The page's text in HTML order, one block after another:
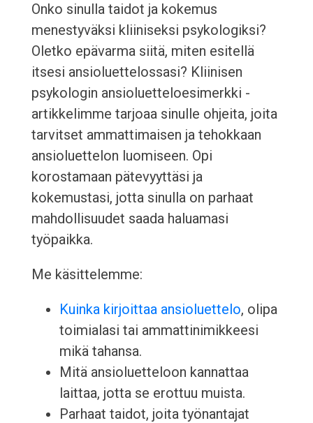
Onko sinulla taidot ja kokemus
menestyväksi kliiniseksi psykologiksi?
Oletko epävarma siitä, miten esitellä
itsesi ansioluettelossasi? Kliinisen
psykologin ansioluetteloesimerkki -
artikkelimme tarjoaa sinulle ohjeita, joita
tarvitset ammattimaisen ja tehokkaan
ansioluettelon luomiseen. Opi
korostamaan pätevyyttäsi ja
kokemustasi, jotta sinulla on parhaat
mahdollisuudet saada haluamasi
työpaikka.
Me käsittelemme:
Kuinka kirjoittaa ansioluettelo, olipa
toimialasi tai ammattinimikkeesi
mikä tahansa.
Mitä ansioluetteloon kannattaa
laittaa, jotta se erottuu muista.
Parhaat taidot, joita työnantajat